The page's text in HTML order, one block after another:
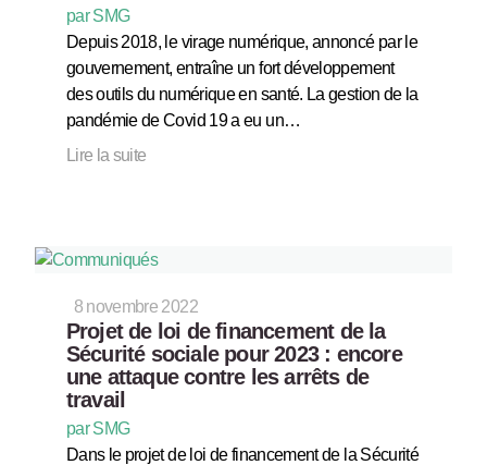
par SMG
Depuis 2018, le virage numérique, annoncé par le
gouvernement, entraîne un fort développement
des outils du numérique en santé. La gestion de la
pandémie de Covid 19 a eu un…
Lire la suite
8 novembre 2022
Projet de loi de financement de la
Sécurité sociale pour 2023 : encore
une attaque contre les arrêts de
travail
par SMG
Dans le projet de loi de financement de la Sécurité